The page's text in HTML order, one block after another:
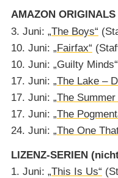
AMAZON
3. Juni: „The Boys“
10. Juni: „Fairfax“
10. Juni: „Guilty
17. Juni: „The Lake –
17. Juni: „The
17. Juni: „The
24. Juni: „The One
LIZENZ-SERIEN
1. Juni: „This Is Us“